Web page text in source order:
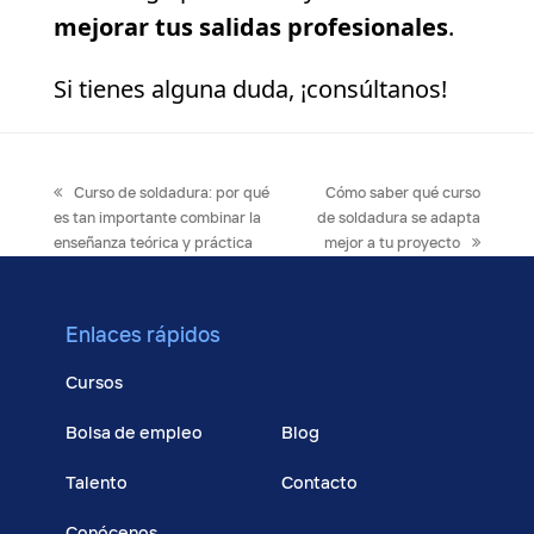
mejorar tus salidas profesionales.
Si tienes alguna duda, ¡consúltanos!
previous
post:
Curso de soldadura: por qué
es tan importante combinar la
enseñanza teórica y práctica
next
post:
Cómo saber qué curso
de soldadura se adapta
mejor a tu proyecto
Enlaces rápidos
Cursos
Bolsa de empleo
Talento
Blog
Contacto